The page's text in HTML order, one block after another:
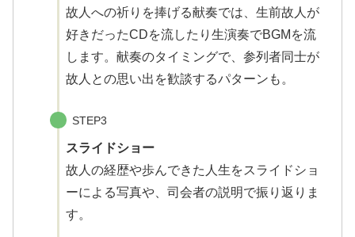
故人への祈りを捧げる献奏では、生前故人が
好きだったCDを流したり生演奏でBGMを流
します。献奏のタイミングで、参列者同士が
故人との思い出を歓談するパターンも。
STEP3
スライドショー
故人の経歴や歩んできた人生をスライドショ
ーによる写真や、司会者の説明で振り返りま
す。